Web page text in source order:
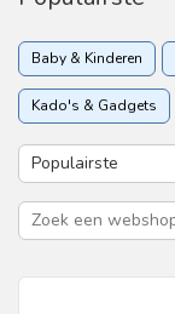
Baby & Kinderen
Kado's & Gadgets
Sport & Recreatie
Zorgverzekering